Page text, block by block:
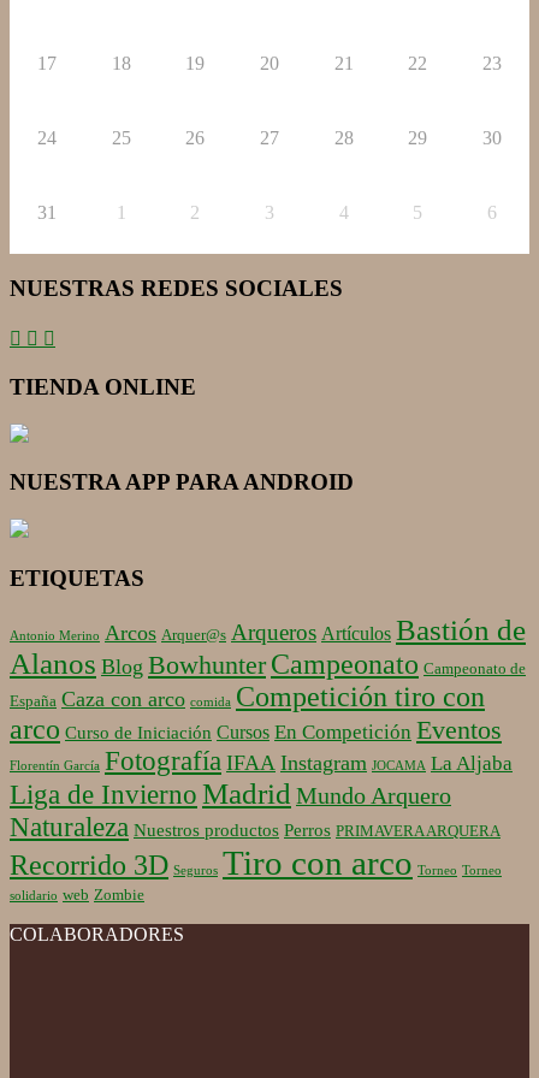
17 18 19 20 21 22 23
24 25 26 27 28 29 30
31 1 2 3 4 5 6
NUESTRAS REDES SOCIALES
TIENDA ONLINE
NUESTRA APP PARA ANDROID
ETIQUETAS
Antonio Merino Arcos Arquer@s Arqueros Artículos Bastión de
Alanos Blog Bowhunter Campeonato Campeonato de
España Caza con arco comida Competición tiro con
arco Curso de Iniciación Cursos En Competición Eventos
Florentín García Fotografía IFAA Instagram JOCAMA La Aljaba
Liga de Invierno Madrid Mundo Arquero
Naturaleza Nuestros productos Perros PRIMAVERA ARQUERA
Recorrido 3D Seguros Tiro con arco Torneo Torneo
solidario web Zombie
COLABORADORES